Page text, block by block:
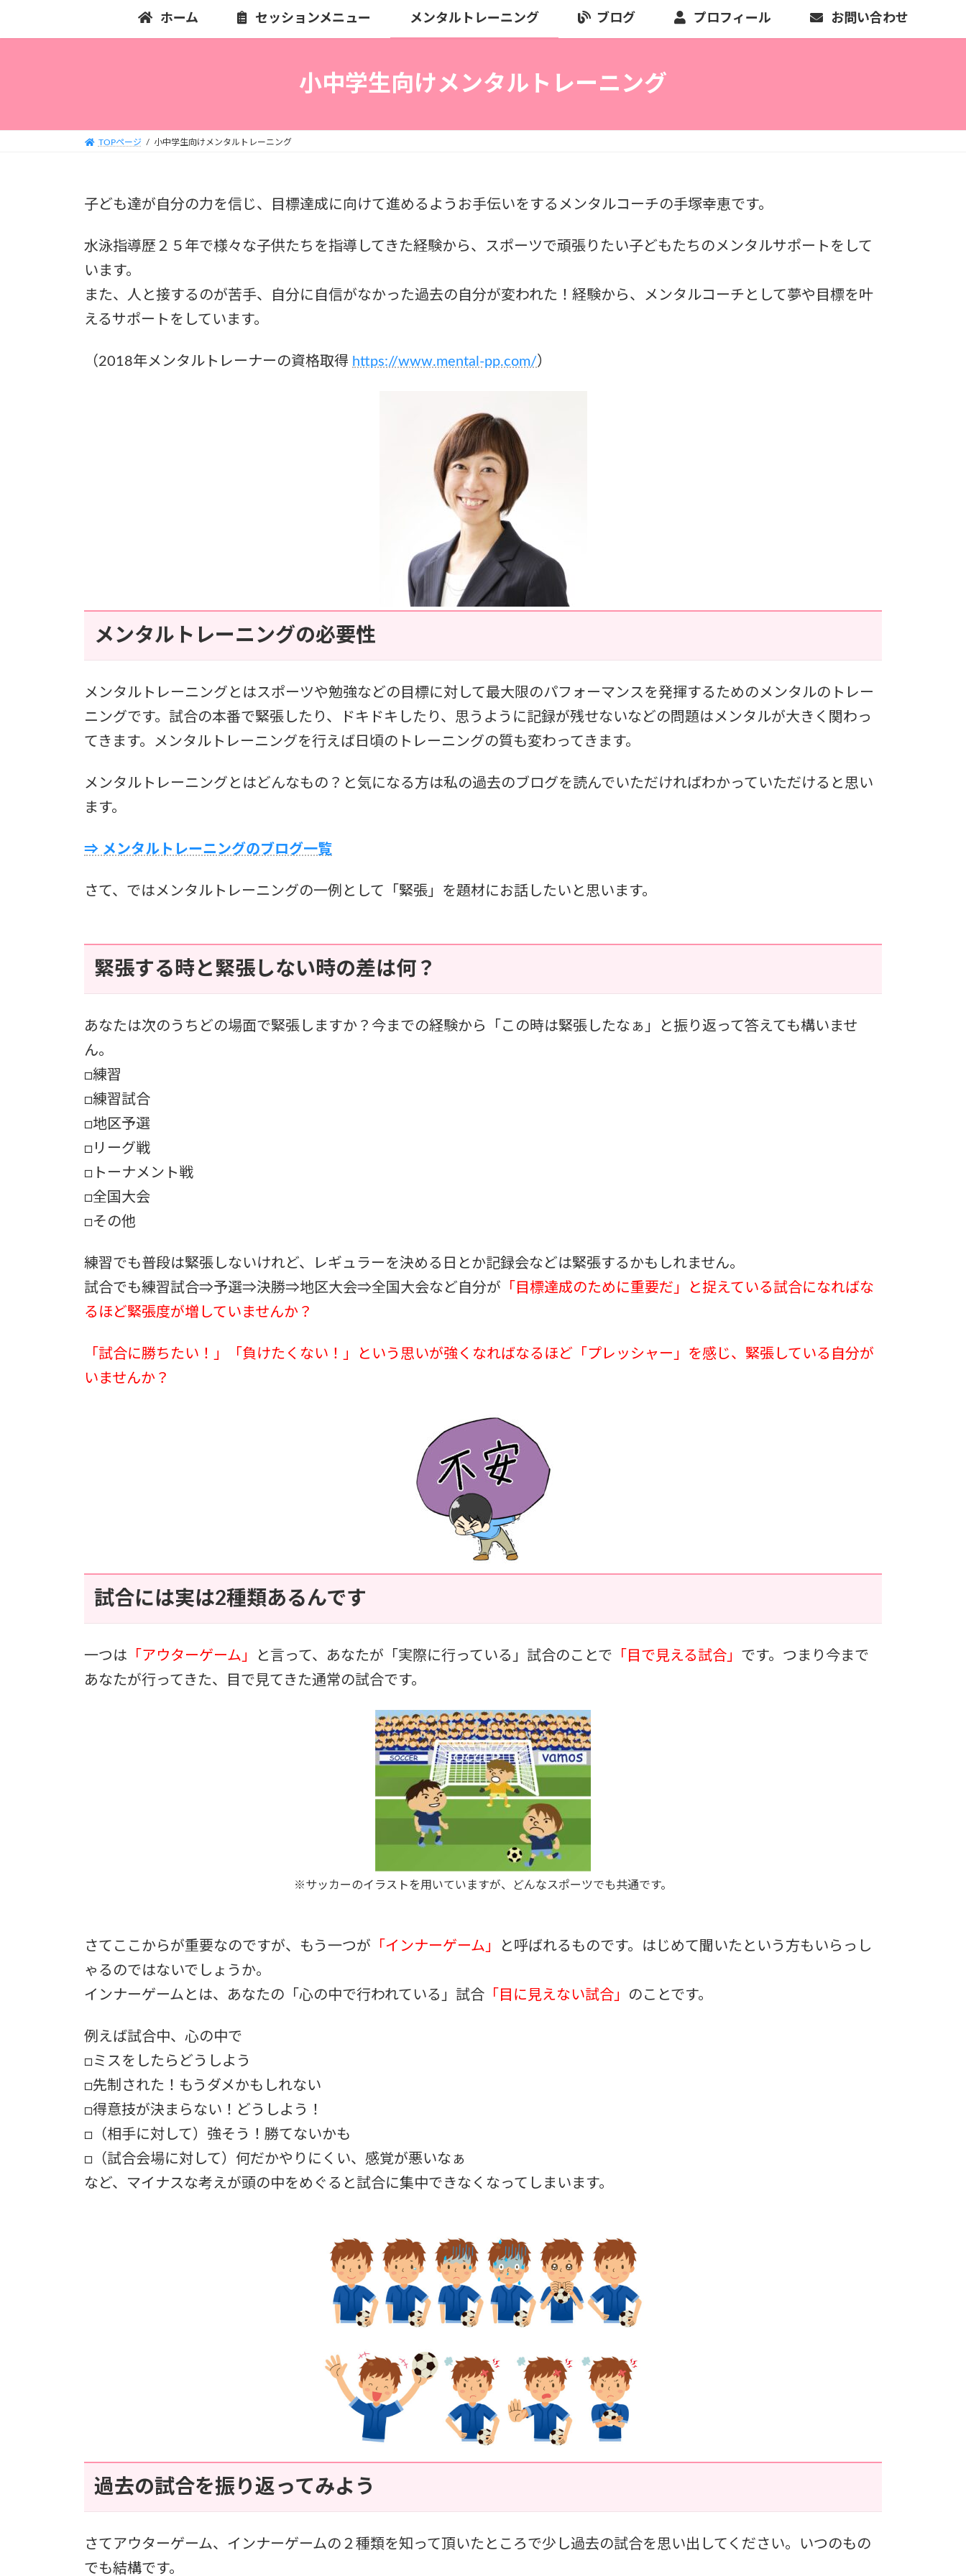
キ
に
ホーム セッションメニュー メンタルトレーニング ブログ プロフィール お問い合わせ
小中学生向けメンタルトレーニング
TOPページ 小中学生向けメンタルトレーニング
子ども達が自分の力を信じ、目標達成に向けて進めるようお手伝いをするメンタルコーチの手塚幸恵です。
水泳指導歴２５年で様々な子供たちを指導してきた経験から、スポーツで頑張りたい子どもたちのメンタルサポートをして
います。
また、人と接するのが苦手、自分に自信がなかった過去の自分が変われた！経験から、メンタルコーチとして夢や目標を叶
えるサポートをしています。
（2018年メンタルトレーナーの資格取得 https://www.mental-pp.com/）
メンタルトレーニングの必要性
メンタルトレーニングとはスポーツや勉強などの目標に対して最大限のパフォーマンスを発揮するためのメンタルのトレー
ニングです。試合の本番で緊張したり、ドキドキしたり、思うように記録が残せないなどの問題はメンタルが大きく関わっ
てきます。メンタルトレーニングを行えば日頃のトレーニングの質も変わってきます。
メンタルトレーニングとはどんなもの？と気になる方は私の過去のブログを読んでいただければわかっていただけると思い
ます。
⇒ メンタルトレーニングのブログ一覧
さて、ではメンタルトレーニングの一例として「緊張」を題材にお話したいと思います。
緊張する時と緊張しない時の差は何？
あなたは次のうちどの場面で緊張しますか？今までの経験から「この時は緊張したなぁ」と振り返って答えても構いませ
ん。
□練習
□練習試合
□地区予選
□リーグ戦
□トーナメント戦
□全国大会
□その他
練習でも普段は緊張しないけれど、レギュラーを決める日とか記録会などは緊張するかもしれません。
試合でも練習試合⇒予選⇒決勝⇒地区大会⇒全国大会など自分が 「目標達成のために重要だ」と捉えている試合になればな
るほど緊張度が増していませんか？
「試合に勝ちたい！」「負けたくない！」という思いが強くなればなるほど「プレッシャー」を感じ、緊張している自分が
いませんか？
試合には実は2種類あるんです
一つは 「アウターゲーム」 と言って、あなたが「実際に行っている」試合のことで 「目で見える試合」 です。つまり今まで
あなたが行ってきた、目で見てきた通常の試合です。
※サッカーのイラストを用いていますが、どんなスポーツでも共通です。
さてここからが重要なのですが、もう一つが 「インナーゲーム」
と呼ばれるものです。はじめて聞いたという方もいらっし
ゃるのではないでしょうか。
インナーゲームとは、あなたの「心の中で行われている」試合 「目に見えない試合」 のことです。
例えば試合中、心の中で
□ミスをしたらどうしよう
□先制された！もうダメかもしれない
□得意技が決まらない！どうしよう！
□（相手に対して）強そう！勝てないかも
□（試合会場に対して）何だかやりにくい、感覚が悪いなぁ
など、マイナスな考えが頭の中をめぐると試合に集中できなくなってしまいます。
過去の試合を振り返ってみよう
さてアウターゲーム、インナーゲームの２種類を知って頂いたところで少し過去の試合を思い出してください。いつのもの
でも結構です。